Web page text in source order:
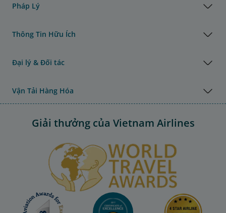
Pháp Lý
Thông Tin Hữu Ích
Đại lý & Đối tác
Vận Tải Hàng Hóa
Giải thưởng của Vietnam Airlines